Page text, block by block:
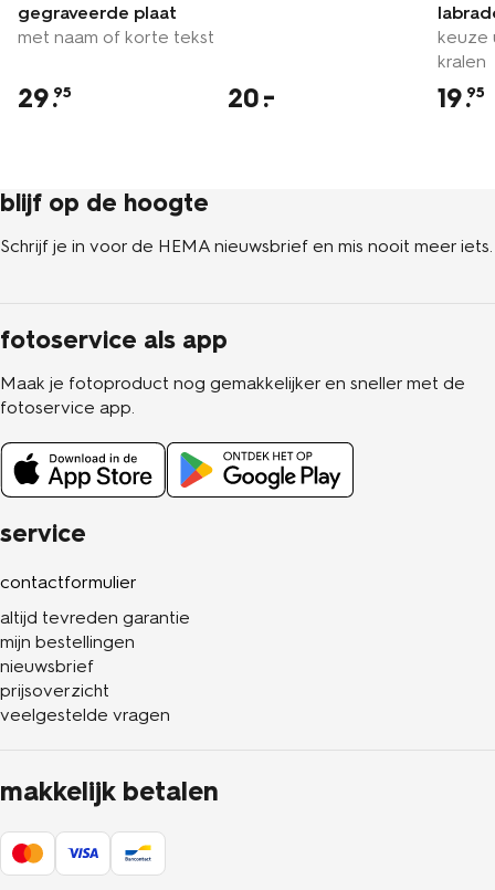
gegraveerde plaat
met naam of korte tekst
29.95 20
keuze
kralen
19.95
service
contactformulier
altijd tevreden garantie
mijn bestellingen
nieuwsbrief
prijsoverzicht
veelgestelde vragen
makkelijk betalen
blijf op de hoogte
Schrijf je in voor de HEMA nieuwsbrief en mis nooit meer iets.
fotoservice als app
Maak je fotoproduct nog gemakkelijker en sneller met de
fotoservice app.